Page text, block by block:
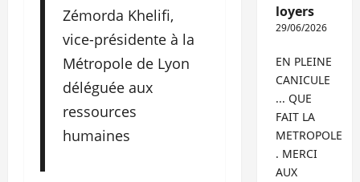
Zémorda Khelifi,
vice-présidente à la
Métropole de Lyon
déléguée aux
ressources
humaines
loyers
29/06/2026
EN PLEINE
CANICULE
... QUE
FAIT LA
METROPOLE
. MERCI
AUX